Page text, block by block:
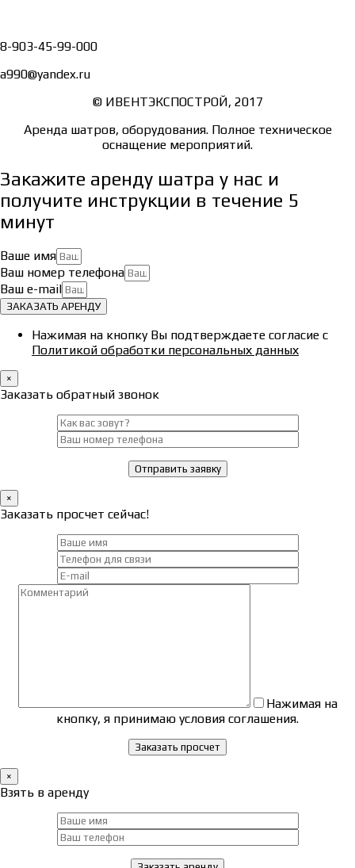
8-903-45-99-000
a990@yandex.ru
© ИВЕНТЭКСПОСТРОЙ, 2017
Аренда шатров, оборудования. Полное техническое
оснащение мероприятий.
Закажите аренду шатра у нас и
получите инструкции в течение 5
минут
Ваше имя
Ваш номер телефона
Ваш e-mail
ЗАКАЗАТЬ АРЕНДУ
Нажимая на кнопку Вы подтверждаете согласие с
Политикой обработки персональных данных
×
Заказать обратный звонок
×
Заказать просчет сейчас!
Нажимая на
кнопку, я принимаю условия соглашения.
×
Взять в аренду